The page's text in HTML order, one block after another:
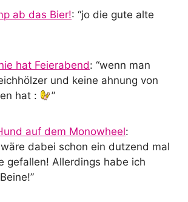
ab das Bier!: “jo die gute alte
hat Feierabend: “wenn man
und keine ahnung von
hat :
”
auf dem Monowheel:
dabei schon ein dutzend mal
gefallen! Allerdings habe ich
”